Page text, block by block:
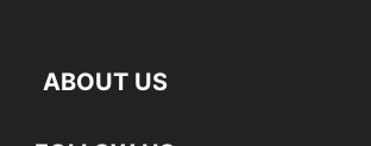
ABOUT US